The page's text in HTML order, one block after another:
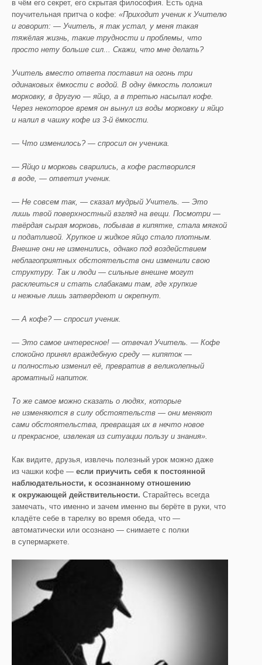
в чём его секрет, его скрытая философия. Есть одна
поучительная притча о кофе: «Приходит ученик к Учителю
и говорит: — Учитель, я так устал, у меня такая
тяжёлая жизнь, такие трудности и проблемы, что
просто нету больше сил... Скажи, что мне делать?
Учитель вместо ответа поставил на огонь три
одинаковых ёмкости с водой. В одну ёмкость положил
морковку, в другую — яйцо, а в третью насыпал кофе.
Через некоторое время он вынул из воды морковку и яйцо
и налил в чашку кофе из 3-й ёмкости.
— Что изменилось? — спросил он ученика.
— Яйцо и морковь сварились, а кофе растворился
в воде, — ответил ученик.
— Не совсем так, — сказал мудрый Учитель. — Это
лишь твой поверхностный взгляд на вещи. Посмотри —
твёрдая сырая морковь, побывав в кипятке, стала мягкой
и податливой. Хрупкое и жидкое яйцо стало плотным.
Внешне они не изменились, однако под воздействием
неблагоприятных обстоятельств они изменили свою
структуру. Так и люди — сильные внешне могут
расклеиться и стать слабаками там, где хрупкие
и нежные лишь затвердеют и окрепнут.
— А кофе? — спросил ученик.
— Это самое интересное! — отвечал Учитель. — Кофе
спокойно принял враждебную среду — кипяток —
и полностью изменил её, превратив в великолепный
ароматный напиток.
То же самое можно сказать о людях, которые
не изменяются в силу обстоятельств — они меняют
сами обстоятельства, превращая их в нечто новое
и прекрасное, извлекая из ситуации пользу и знания».
Как видите, друзья, извлечь полезный урок можно даже
из чашки кофе — если приучить себя к постоянной
наблюдательности, к осознанному отношению
к окружающей действительности. Старайтесь всегда
замечать, что именно и зачем именно вы берёте в руки, что
кладёте себе в тарелку во время обеда, что —
автоматически или осознано — снимаете с полки
в супермаркете.